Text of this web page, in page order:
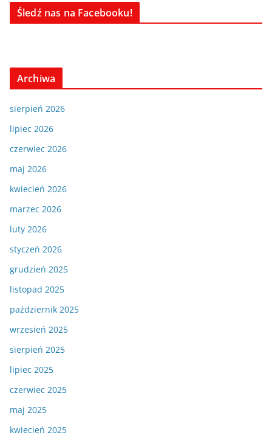
Śledź nas na Facebooku!
Archiwa
sierpień 2026
lipiec 2026
czerwiec 2026
maj 2026
kwiecień 2026
marzec 2026
luty 2026
styczeń 2026
grudzień 2025
listopad 2025
październik 2025
wrzesień 2025
sierpień 2025
lipiec 2025
czerwiec 2025
maj 2025
kwiecień 2025